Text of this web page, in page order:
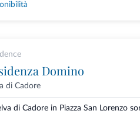
Domino
di Cadore
di Cadore in Piazza San Lorenzo